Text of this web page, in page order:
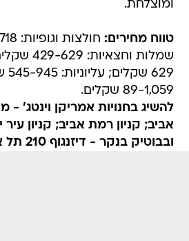
ומוצלחת.
טווח מחירים:
89-1,059 שקלים.
להשיג בחנויות אמריקן וינטג'
אביב; קניון רמת אביב; קניון עיר
ובבוטיק בנקר - דיזנגוף 210 תל אביב.